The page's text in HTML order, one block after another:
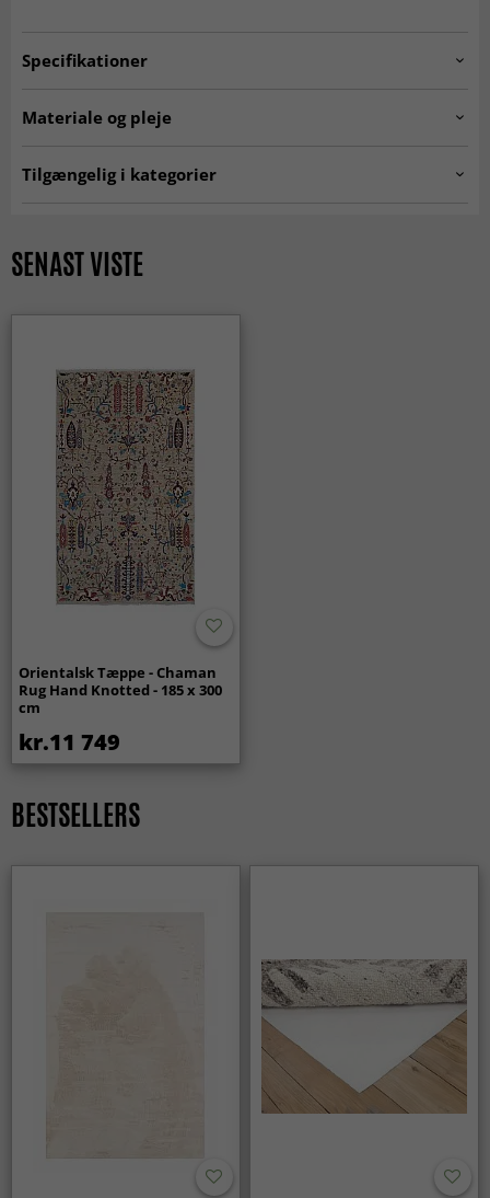
Specifikationer
Materiale og pleje
Materiale
Uld
Alder
Tilgængelig i kategorier
KLASSISKE TÆPPER
SENAST VISTE
Orientalsk Tæppe - Chaman
Rug Hand Knotted - 185 x 300
cm
kr.11 749
BESTSELLERS